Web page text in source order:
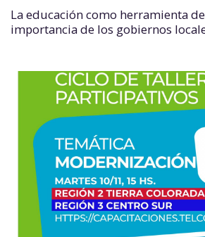
La educación como herramienta
importancia de los gobiernos